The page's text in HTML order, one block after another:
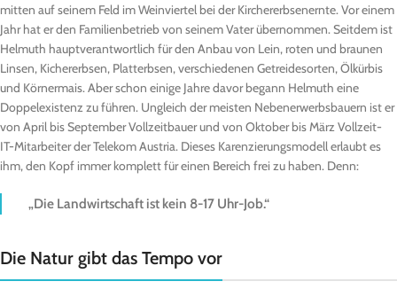
mitten auf seinem Feld im Weinviertel bei der Kirchererbsenernte. Vor einem
Jahr hat er den Familienbetrieb von seinem Vater übernommen. Seitdem ist
Helmuth hauptverantwortlich für den Anbau von Lein, roten und braunen
Linsen, Kichererbsen, Platterbsen, verschiedenen Getreidesorten, Ölkürbis
und Körnermais. Aber schon einige Jahre davor begann Helmuth eine
Doppelexistenz zu führen. Ungleich der meisten Nebenerwerbsbauern ist er
von April bis September Vollzeitbauer und von Oktober bis März Vollzeit-
IT-Mitarbeiter der Telekom Austria. Dieses Karenzierungsmodell erlaubt es
ihm, den Kopf immer komplett für einen Bereich frei zu haben. Denn:
„Die Landwirtschaft ist kein 8-17 Uhr-Job.“
Die Natur gibt das Tempo vor